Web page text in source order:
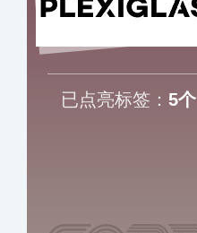
已点亮标签： 5个